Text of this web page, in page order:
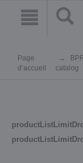
Page
d’accueil
catalog